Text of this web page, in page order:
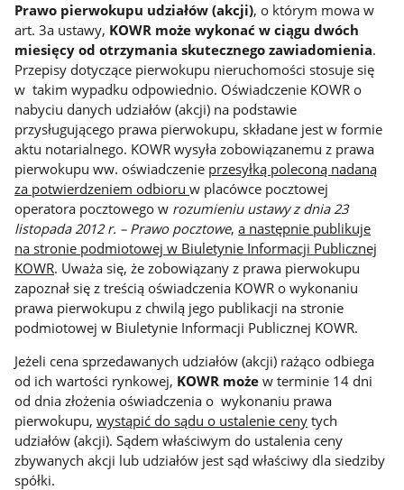
Prawo pierwokupu udziałów (akcji), o którym mowa w
art. 3a ustawy, KOWR może wykonać w ciągu dwóch
miesięcy od otrzymania skutecznego zawiadomienia.
Przepisy dotyczące pierwokupu nieruchomości stosuje się
w takim wypadku odpowiednio. Oświadczenie KOWR o
nabyciu danych udziałów (akcji) na podstawie
przysługującego prawa pierwokupu, składane jest w formie
aktu notarialnego. KOWR wysyła zobowiązanemu z prawa
pierwokupu ww. oświadczenie przesyłką poleconą nadaną
za potwierdzeniem odbioruw placówce pocztowej
operatora pocztowego w rozumieniu ustawy z dnia 23
listopada 2012 r. – Prawo pocztowe,a następnie publikuje
na stronie podmiotowej w Biuletynie Informacji Publicznej
KOWR. Uważa się, że zobowiązany z prawa pierwokupu
zapoznał się z treścią oświadczenia KOWR o wykonaniu
prawa pierwokupu z chwilą jego publikacji na stronie
podmiotowej w Biuletynie Informacji Publicznej KOWR.
Jeżeli cena sprzedawanych udziałów (akcji) rażąco odbiega
od ich wartości rynkowej, KOWR może w terminie 14 dni
od dnia złożenia oświadczenia o wykonaniu prawa
pierwokupu,wystąpić do sądu o ustalenie ceny tych
udziałów (akcji). Sądem właściwym do ustalenia ceny
zbywanych akcji lub udziałów jest sąd właściwy dla siedziby
spółki.